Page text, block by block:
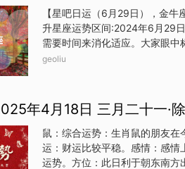
能会充满美妙的惊喜，可能会
人兴奋的发展。双子座你的想象
的双合相从你星盘的潜意识区域
眼前一亮，你可能会意识到一些
【星吧日运（6月29日），金
升星座运势区间:2024年6月29
需要时间来消化适应。大家眼
人。最近你的手头变得宽裕了不
来。没把握的投资别碰，一开始
人不会做出让你满意的事，所
处，人际沟通的事务让你一展
的麻烦。没必要在精神领域太
目，常由别人做决定，感觉自己
geoliu
年4月18日 三月二十一·除
鼠：综合运势：生肖鼠的朋友
运：财运比较平稳。感情：感
运势。方位：此日利于朝东南